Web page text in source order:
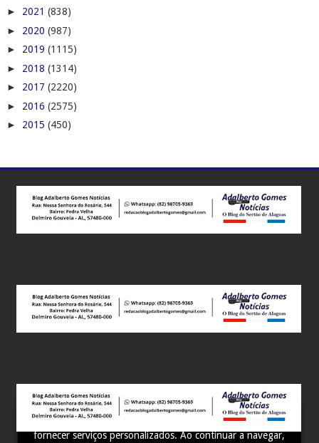
Este site utiliza cookies para melhorar sua experiência e
fornecer serviços personalizados. Ao continuar a navegar,
► 2021 (838)
► 2020 (987)
► 2019 (1115)
► 2018 (1314)
► 2017 (2220)
► 2016 (2575)
► 2015 (450)